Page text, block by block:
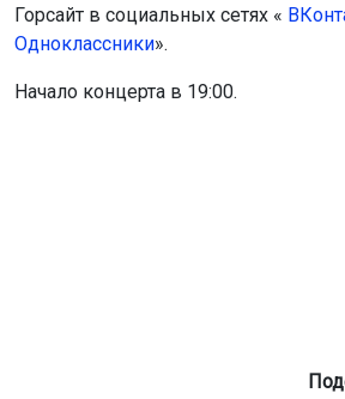
Горсайт в социальных сетях «
Одноклассники».
Начало концерта в 19:00.